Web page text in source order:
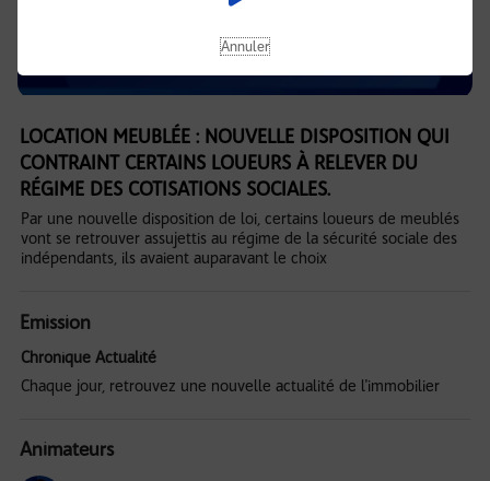
LOCATION MEUBLÉE : NOUVELLE DISPOSITION QUI
CONTRAINT CERTAINS LOUEURS À RELEVER DU
RÉGIME DES COTISATIONS SOCIALES.
Par une nouvelle disposition de loi, certains loueurs de meublés
vont se retrouver assujettis au régime de la sécurité sociale des
indépendants, ils avaient auparavant le choix
Emission
Chronique Actualité
Chaque jour, retrouvez une nouvelle actualité de l'immobilier
Animateurs
Annuler